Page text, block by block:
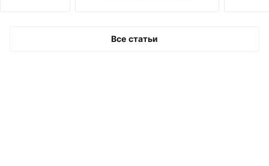
Все статьи